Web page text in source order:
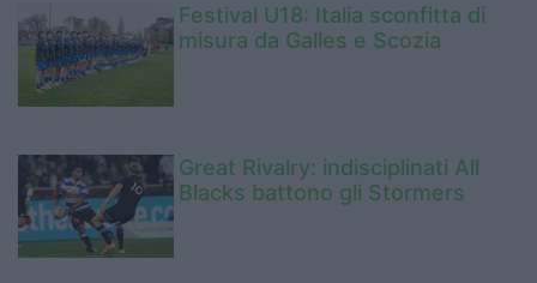
Festival U18: Italia sconfitta di
misura da Galles e Scozia
Great Rivalry: indisciplinati All
Blacks battono gli Stormers